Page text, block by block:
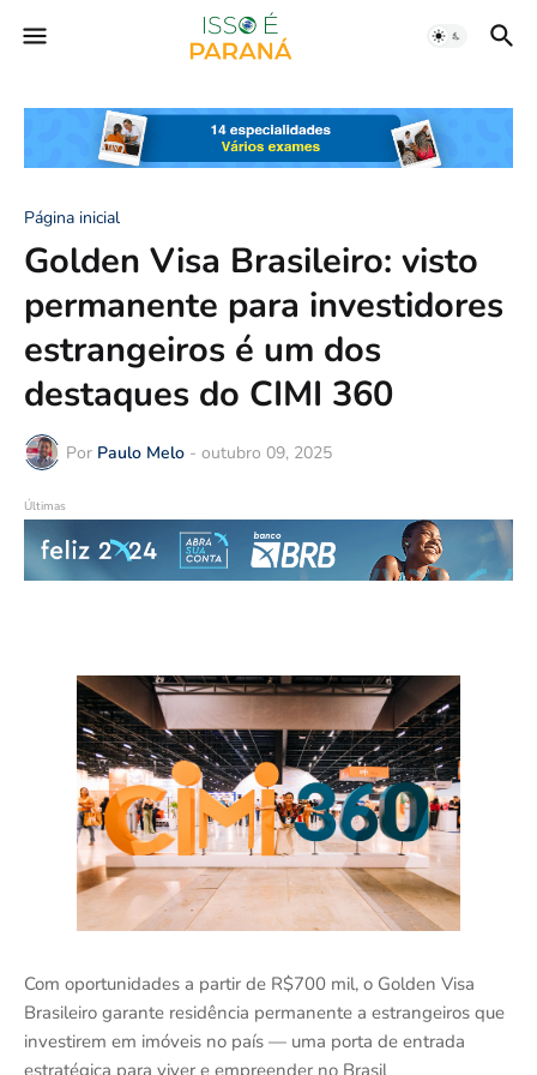
Página inicial
Golden Visa Brasileiro: visto
permanente para investidores
estrangeiros é um dos
destaques do CIMI 360
Por Paulo Melo - outubro 09, 2025
Últimas
Com oportunidades a partir de R$700 mil, o Golden Visa
Brasileiro garante residência permanente a estrangeiros que
investirem em imóveis no país — uma porta de entrada